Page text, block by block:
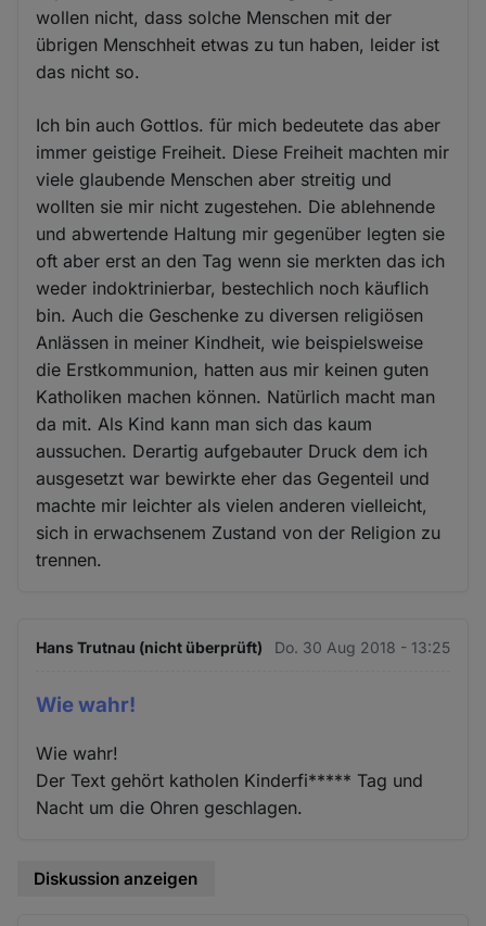
wollen nicht, dass solche Menschen mit der
übrigen Menschheit etwas zu tun haben, leider ist
das nicht so.
Ich bin auch Gottlos. für mich bedeutete das aber
immer geistige Freiheit. Diese Freiheit machten mir
viele glaubende Menschen aber streitig und
wollten sie mir nicht zugestehen. Die ablehnende
und abwertende Haltung mir gegenüber legten sie
oft aber erst an den Tag wenn sie merkten das ich
weder indoktrinierbar, bestechlich noch käuflich
bin. Auch die Geschenke zu diversen religiösen
Anlässen in meiner Kindheit, wie beispielsweise
die Erstkommunion, hatten aus mir keinen guten
Katholiken machen können. Natürlich macht man
da mit. Als Kind kann man sich das kaum
aussuchen. Derartig aufgebauter Druck dem ich
ausgesetzt war bewirkte eher das Gegenteil und
machte mir leichter als vielen anderen vielleicht,
sich in erwachsenem Zustand von der Religion zu
trennen.
Hans Trutnau (nicht überprüft) Do. 30 Aug 2018 - 13:25
Wie wahr!
Wie wahr!
Der Text gehört katholen Kinderfi***** Tag und
Nacht um die Ohren geschlagen.
Diskussion anzeigen